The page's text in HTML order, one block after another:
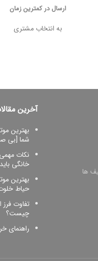
ارسال در کمترین زمان
به انتخاب مشتری
ها
آخرین
بهترین
شما [بی
نکات
خانگی
بهترین
حیاط
تفاوت فرز
چیست؟
راهنمای